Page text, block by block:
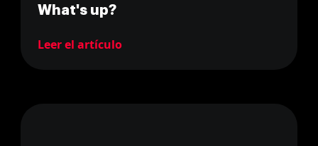
What's up?
Leer el artículo